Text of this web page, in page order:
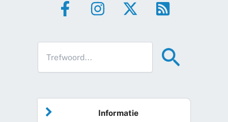
Informatie